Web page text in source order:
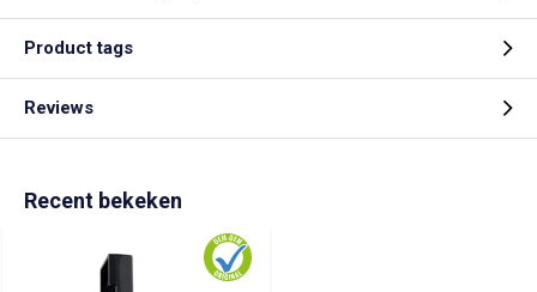
Product tags
Reviews
Recent bekeken